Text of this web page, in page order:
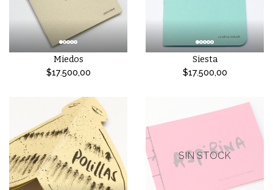
Miedos
$17.500,00
Siesta
$17.500,00
SIN STOCK